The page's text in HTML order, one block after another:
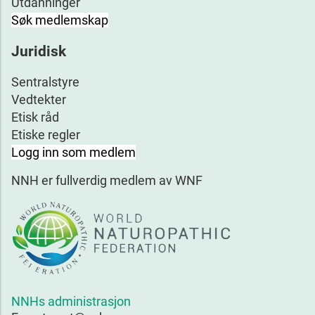
Søk medlemskap
Juridisk
Sentralstyre
Vedtekter
Etisk råd
Etiske regler
Logg inn som medlem
NNH er fullverdig medlem av WNF
NNHs administrasjon